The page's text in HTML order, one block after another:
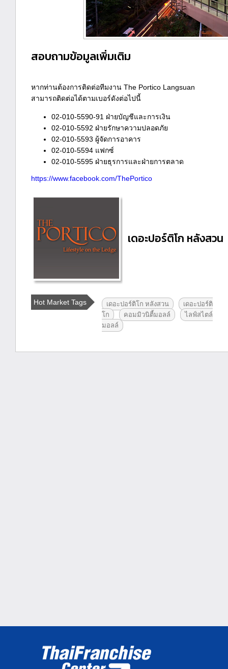
สอบถามข้อมูลเพิ่มเติม
หากท่านต้องการติดต่อทีมงาน The Portico Langsuan
สามารถติดต่อได้ตามเบอร์ดังต่อไปนี้
02-010-5590-91 ฝ่ายบัญชีและการเงิน
02-010-5592 ฝ่ายรักษาความปลอดภัย
02-010-5593 ผู้จัดการอาคาร
02-010-5594 แฟกซ์
02-010-5595 ฝ่ายธุรการและฝ่ายการตลาด
https://www.facebook.com/ThePortico
เดอะปอร์ติโก หลังสวน
Hot Market Tags เดอะปอร์ติโก หลังสวน
เดอะปอร์ติ
โก
คอมมิวนิตี้มอลล์
ไลฟ์สไตล์
มอลล์